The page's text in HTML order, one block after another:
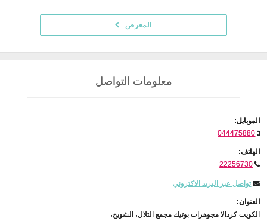
المعرض
معلومات التواصل
الموبايل:
044475880
الهاتف:
22256730
تواصل عبر البريد الاكتروني
العنوان:
الكويت كردالا مجوهرات بوتيك مجمع التلال، الشويخ،